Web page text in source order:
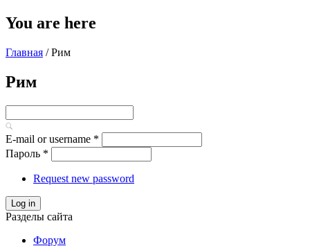
You are here
Главная / Рим
Рим
E-mail or username *
Пароль *
Request new password
Log in
Разделы сайта
Форум